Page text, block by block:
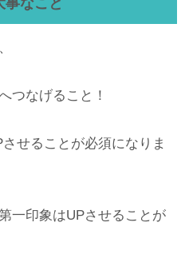
つなげること！
せることが必須になりま
一印象はUPさせることが